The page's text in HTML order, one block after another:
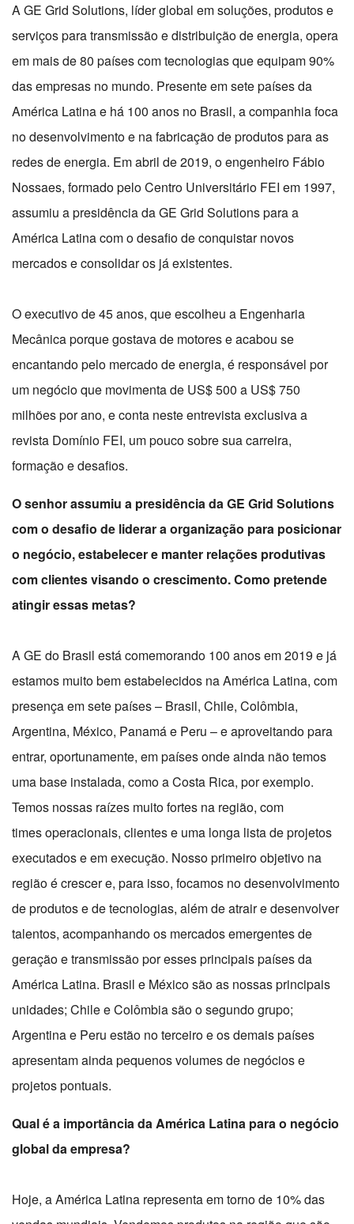
A GE Grid Solutions, líder global em soluções, produtos e
serviços para transmissão e distribuição de energia, opera
em mais de 80 países com tecnologias que equipam 90%
das empresas no mundo. Presente em sete países da
América Latina e há 100 anos no Brasil, a companhia foca
no desenvolvimento e na fabricação de produtos para as
redes de energia. Em abril de 2019, o engenheiro Fábio
Nossaes, formado pelo Centro Universitário FEI em 1997,
assumiu a presidência da GE Grid Solutions para a
América Latina com o desafio de conquistar novos
mercados e consolidar os já existentes.
O executivo de 45 anos, que escolheu a Engenharia
Mecânica porque gostava de motores e acabou se
encantando pelo mercado de energia, é responsável por
um negócio que movimenta de US$ 500 a US$ 750
milhões por ano, e conta neste entrevista exclusiva a
revista Domínio FEI, um pouco sobre sua carreira,
formação e desafios.
O senhor assumiu a presidência da GE Grid Solutions
com o desafio de liderar a organização para posicionar
o negócio, estabelecer e manter relações produtivas
com clientes visando o crescimento. Como pretende
atingir essas metas?
A GE do Brasil está comemorando 100 anos em 2019 e já
estamos muito bem estabelecidos na América Latina, com
presença em sete países – Brasil, Chile, Colômbia,
Argentina, México, Panamá e Peru – e aproveitando para
entrar, oportunamente, em países onde ainda não temos
uma base instalada, como a Costa Rica, por exemplo.
Temos nossas raízes muito fortes na região, com
times operacionais, clientes e uma longa lista de projetos
executados e em execução. Nosso primeiro objetivo na
região é crescer e, para isso, focamos no desenvolvimento
de produtos e de tecnologias, além de atrair e desenvolver
talentos, acompanhando os mercados emergentes de
geração e transmissão por esses principais países da
América Latina. Brasil e México são as nossas principais
unidades; Chile e Colômbia são o segundo grupo;
Argentina e Peru estão no terceiro e os demais países
apresentam ainda pequenos volumes de negócios e
projetos pontuais.
Qual é a importância da América Latina para o negócio
global da empresa?
Hoje, a América Latina representa em torno de 10% das